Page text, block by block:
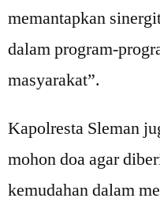
memantapkan
dalam program-
masyarakat”.
Kapolresta Sleman
mohon doa agar
kemudahan dalam